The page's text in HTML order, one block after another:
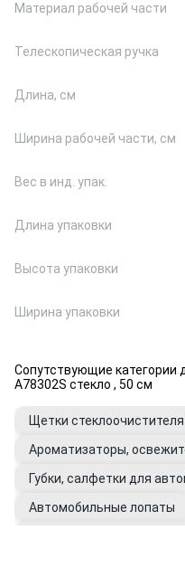
Материал рабочей части
Телескопическая ручка
Длина, см
Ширина рабочей части, см
Вес в инд. упак.
Длина упаковки
Высота упаковки
Ширина упаковки
Сопутствующие категории
A78302S стекло , 50 см
Щетки
Ароматизаторы,
Губки, салфетки для
Автомобильные лопаты